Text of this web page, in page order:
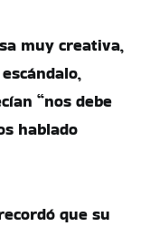
muy creativa,
“nos debe
hablado
que su